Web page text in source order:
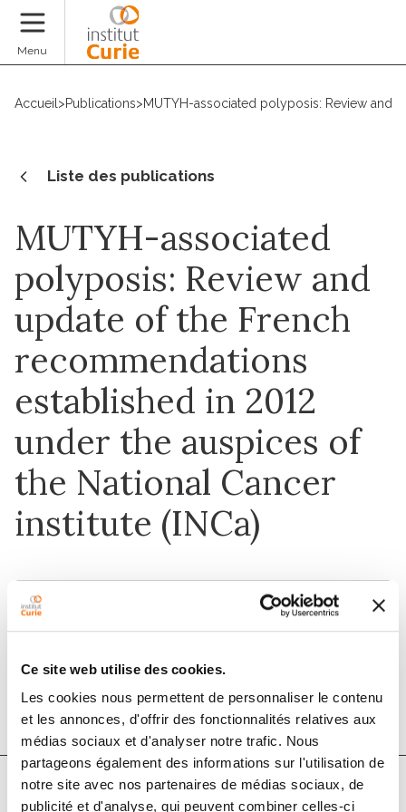
Ce site web utilise des cookies.
Les cookies nous permettent de personnaliser le contenu
et les annonces, d'offrir des fonctionnalités relatives aux
médias sociaux et d'analyser notre trafic. Nous
partageons également des informations sur l'utilisation de
notre site avec nos partenaires de médias sociaux, de
publicité et d'analyse, qui peuvent combiner celles-ci
Menu
Accueil >Publications>MUTYH-associated polyposis: Review and
Liste des publications
MUTYH-associated
polyposis: Review and
update of the French
recommendations
established in 2012
under the auspices of
the National Cancer
institute (INCa)
1 déc. 2020
European Journal of Medical Genetics